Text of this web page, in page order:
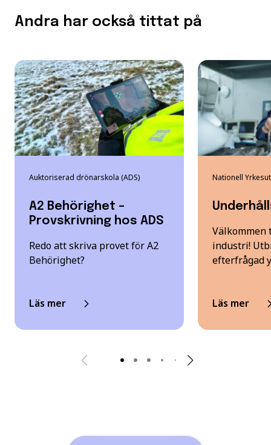
Andra har också tittat på
Auktoriserad drönarskola (ADS)
A2 Behörighet –
Provskrivning hos ADS
Redo att skriva provet för A2
Behörighet?
Läs mer
Nationell
industri!
efterfrågad
Läs mer